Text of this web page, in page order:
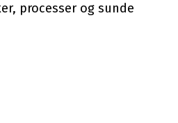
processer og sunde